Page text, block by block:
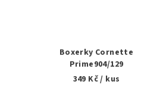
Boxerky Cornette
Prime904/129
349 Kč/ kus